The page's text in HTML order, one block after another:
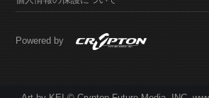
Powered by